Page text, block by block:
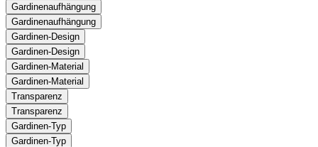
Gardinenaufhängung
Gardinenaufhängung
Gardinen-Design
Gardinen-Design
Gardinen-Material
Gardinen-Material
Transparenz
Transparenz
Gardinen-Typ
Gardinen-Typ